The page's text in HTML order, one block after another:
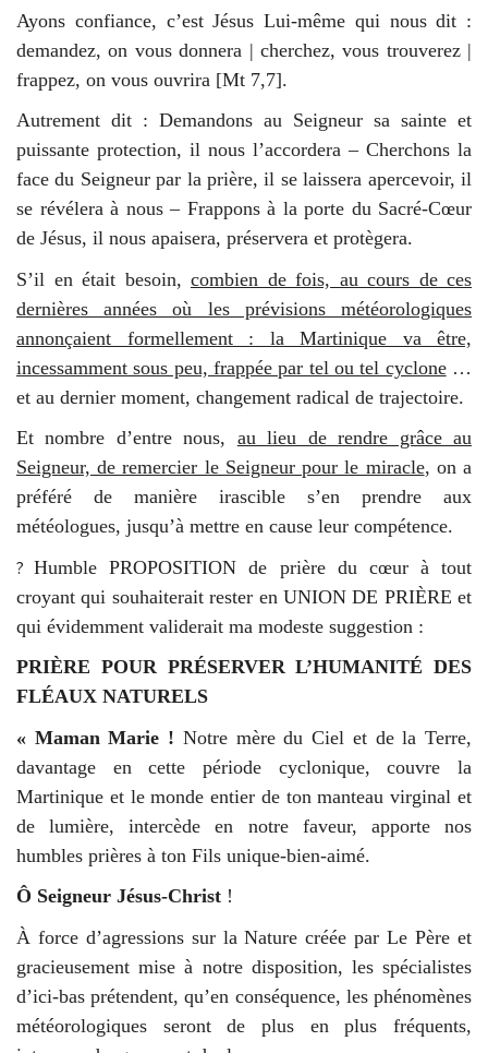
Ayons confiance, c’est Jésus Lui-même qui nous dit :
demandez, on vous donnera | cherchez, vous trouverez |
frappez, on vous ouvrira [Mt 7,7].
Autrement dit : Demandons au Seigneur sa sainte et
puissante protection, il nous l’accordera – Cherchons la
face du Seigneur par la prière, il se laissera apercevoir, il
se révélera à nous – Frappons à la porte du Sacré-Cœur
de Jésus, il nous apaisera, préservera et protègera.
S’il en était besoin, combien de fois, au cours de ces
dernières années où les prévisions météorologiques
annonçaient formellement : la Martinique va être,
incessamment sous peu, frappée par tel ou tel cyclone…
et au dernier moment, changement radical de trajectoire.
Et nombre d’entre nous, au lieu de rendre grâce au
Seigneur, de remercier le Seigneur pour le miracle, on a
préféré de manière irascible s’en prendre aux
météologues, jusqu’à mettre en cause leur compétence.
? Humble PROPOSITION de prière du cœur à tout
croyant qui souhaiterait rester en UNION DE PRIÈRE et
qui évidemment validerait ma modeste suggestion :
PRIÈRE POUR PRÉSERVER L’HUMANITÉ DES
FLÉAUX NATURELS
« Maman Marie ! Notre mère du Ciel et de la Terre,
davantage en cette période cyclonique, couvre la
Martinique et le monde entier de ton manteau virginal et
de lumière, intercède en notre faveur, apporte nos
humbles prières à ton Fils unique-bien-aimé.
Ô Seigneur Jésus-Christ !
À force d’agressions sur la Nature créée par Le Père et
gracieusement mise à notre disposition, les spécialistes
d’ici-bas prétendent, qu’en conséquence, les phénomènes
météorologiques seront de plus en plus fréquents,